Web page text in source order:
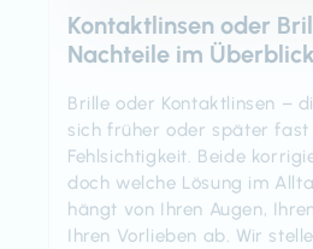
Kontaktlinsen oder
Nachteile im Überblick
Brille oder Kontaktlinsen –
sich früher oder später
Fehlsichtigkeit. Beide
doch welche Lösung im
hängt von Ihren Augen,
Ihren Vorlieben ab. Wir